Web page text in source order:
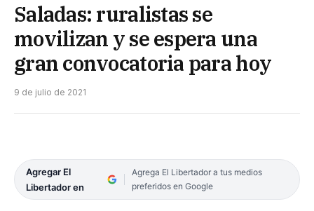
Saladas: ruralistas se
movilizan y se espera una
gran convocatoria para hoy
9 de julio de 2021
Agregar El
Libertador en
Agrega El Libertador a tus medios
preferidos en Google